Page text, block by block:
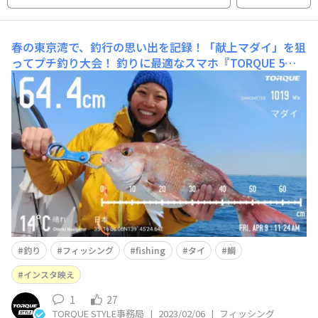
春の東京湾で、釣行の思い出を記録！「献上マダイ」を狙
ってプチ釣り大会！ 釣りに最適なスマホ『TORQUE 5
G』 釣りに行った際、自慢の釣果や思い出を記録した
り、SNSでシェアするために今やスマホは必需品。でも、
釣り場では波しぶきを被ったり、スマホをぶつけたり落と
したりしてしまうことも。そんな場面に最適なタフネスス
マホ TORQUE 5G とともに、いざマダ
釣り フィッシング fishing タイ
鯛
インスタ映え
1 27
TORQUE STYLE事務局 | 2023/02/06 | フィッシング